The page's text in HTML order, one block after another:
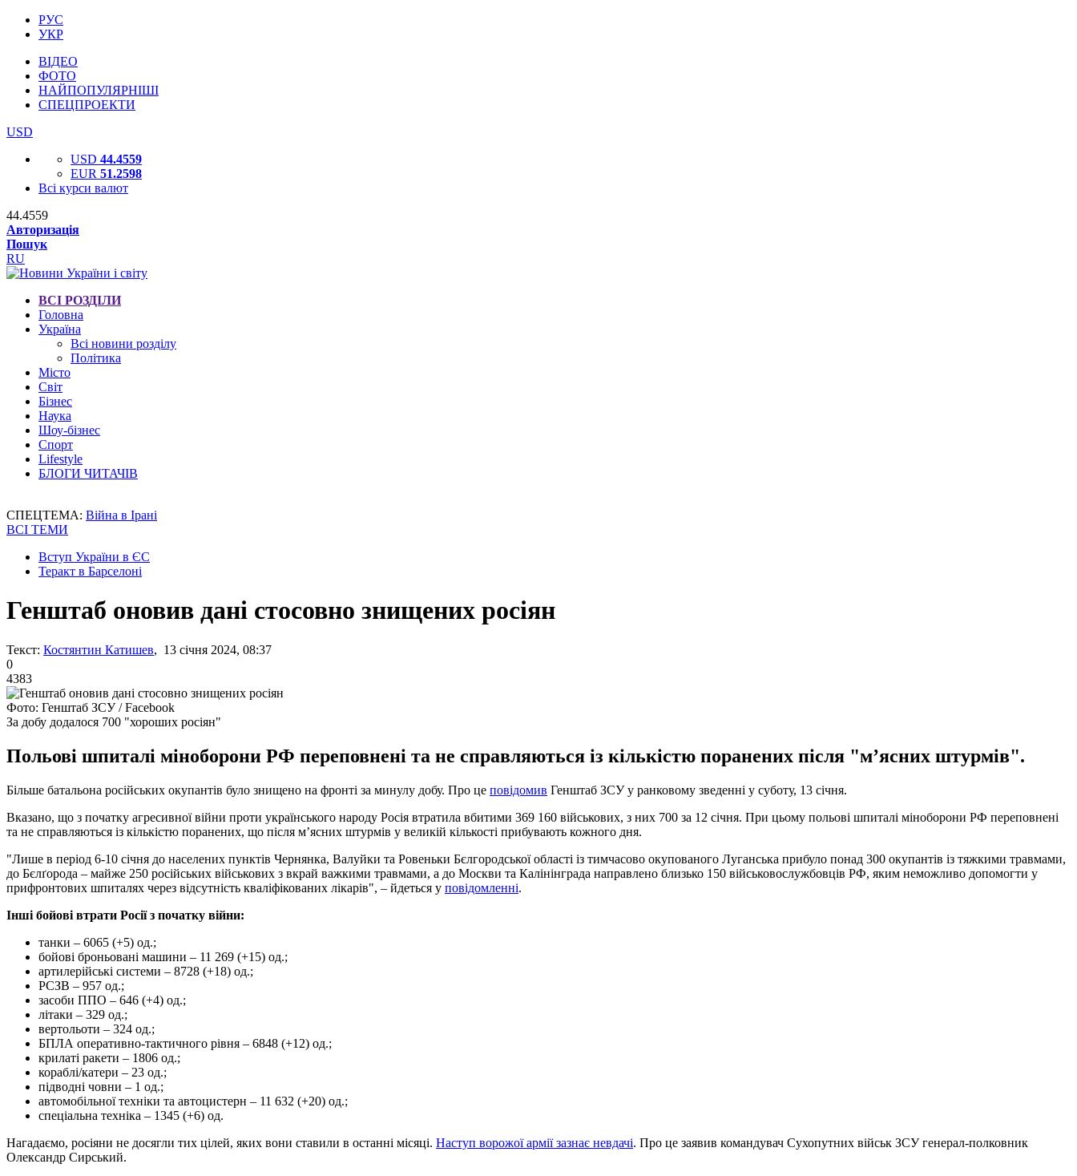
РУС
УКР
ВІДЕО
ФОТО
НАЙПОПУЛЯРНІШІ
СПЕЦПРОЕКТИ
USD
USD 44.4559
EUR 51.2598
Всі курси валют
44.4559
Авторизація
Пошук
RU
ВСІ РОЗДІЛИ
Головна
Україна
Всі новини розділу
Політика
Місто
Світ
Бізнес
Наука
Шоу-бізнес
Спорт
Lifestyle
БЛОГИ ЧИТАЧІВ
СПЕЦТЕМА: Війна в Ірані
ВСІ ТЕМИ
Вступ України в ЄС
Теракт в Барселоні
Генштаб оновив дані стосовно знищених росіян
Текст: Костянтин Катишев, 13 січня 2024, 08:37
0
4383
Фото: Генштаб ЗСУ / Facebook
За добу додалося 700 "хороших росіян"
Польові шпиталі міноборони РФ переповнені та не справляються із кількістю поранених після "м’ясних штурмів".
Більше батальона російських окупантів було знищено на фронті за минулу добу. Про це повідомив Генштаб ЗСУ у ранковому зведенні у суботу, 13 січня.
Вказано, що з початку агресивної війни проти українського народу Росія втратила вбитими 369 160 військових, з них 700 за 12 січня. При цьому польові шпиталі міноборони РФ переповнені
та не справляються із кількістю поранених, що після м’ясних штурмів у великій кількості прибувають кожного дня.
"Лише в період 6-10 січня до населених пунктів Чернянка, Валуйки та Ровеньки Бєлгородської області із тимчасово окупованого Луганська прибуло понад 300 окупантів із тяжкими травмами,
до Бєлґорода – майже 250 російських військових з вкрай важкими травмами, а до Москви та Калінінграда направлено близько 150 військовослужбовців РФ, яким неможливо допомогти у
прифронтових шпиталях через відсутність кваліфікованих лікарів", – йдеться у повідомленні.
Інші бойові втрати Росії з початку війни:
танки – 6065 (+5) од.;
бойові броньовані машини – 11 269 (+15) од.;
артилерійські системи – 8728 (+18) од.;
РСЗВ – 957 од.;
засоби ППО – 646 (+4) од.;
літаки – 329 од.;
вертольоти – 324 од.;
БПЛА оперативно-тактичного рівня – 6848 (+12) од.;
крилаті ракети – 1806 од.;
кораблі/катери – 23 од.;
підводні човни – 1 од.;
автомобільної техніки та автоцистерн – 11 632 (+20) од.;
спеціальна техніка – 1345 (+6) од.
Нагадаємо, росіяни не досягли тих цілей, яких вони ставили в останні місяці. Наступ ворожої армії зазнає невдачі. Про це заявив командувач Сухопутних військ ЗСУ генерал-полковник
Олександр Сирський.